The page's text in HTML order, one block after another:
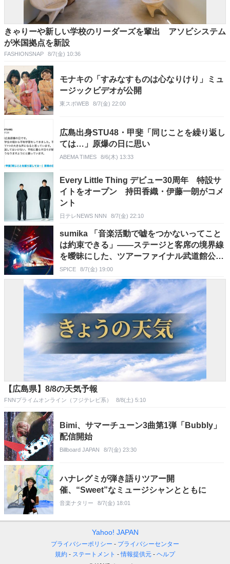
きゃりーや新しい学校のリーダーズを輩出 アソビシステム
が米国拠点を新設
FASHIONSNAP 8/7(金) 10:36
モナキの「すみなすものは心なりけり」ミュ
ージックビデオが公開
東スポWEB 8/7(金) 22:00
広島出身STU48・甲斐「同じことを繰り返し
ては…」原爆の日に思い
ABEMA TIMES 8/6(木) 13:33
Every Little Thing デビュー30周年 特設サ
イトをオープン 持田香織・伊藤一朗がコメ
ント
日テレNEWS NNN 8/7(金) 22:10
sumika 「音楽活動で嘘をつかないってこと
は約束できる」――ステージと客席の境界線
を曖昧にした、ツアーファイナル武道館公演
レポート
SPICE 8/7(金) 19:00
【広島県】8/8の天気予報
FNNプライムオンライン（フジテレビ系） 8/8(土) 5:10
Bimi、サマーチューン3曲第1弾「Bubbly」
配信開始
Billboard JAPAN 8/7(金) 23:30
ハナレグミが弾き語りツアー開
催、“Sweet”なミュージシャンとともに
音楽ナタリー 8/7(金) 18:01
Yahoo! JAPAN
プライバシーポリシー
プライバシーセンター
規約
ステートメント 情報提供元
ヘルプ